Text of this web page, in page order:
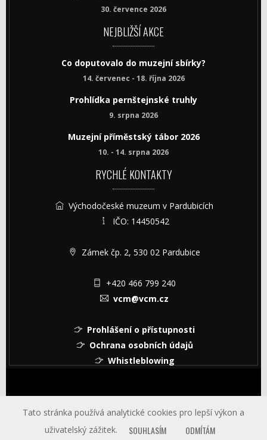
30. července 2026
NEJBLIŽŠÍ AKCE
Co doputovalo do muzejní sbírky?
14. červenec - 18. října 2026
Prohlídka pernštejnské truhly
9. srpna 2026
Muzejní příměstský tábor 2026
10. - 14. srpna 2026
RYCHLÉ KONTAKTY
Východočeské muzeum v Pardubicích
IČO: 14450542
Zámek čp. 2, 530 02 Pardubice
+420 466 799 240
vcm@vcm.cz
Prohlášení o přístupnosti
Ochrana osobních údajů
Whistleblowing
© Copyright © 2026 Východočeské muzeum v Pardubicích
Tato stránka používá analytické cookies pro lepší výkon a
uživatelský zážitek.
SOUHLASÍM ODMÍTÁM